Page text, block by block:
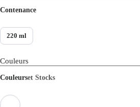
Contenance
220 ml
Couleurs
Couleurset Stocks